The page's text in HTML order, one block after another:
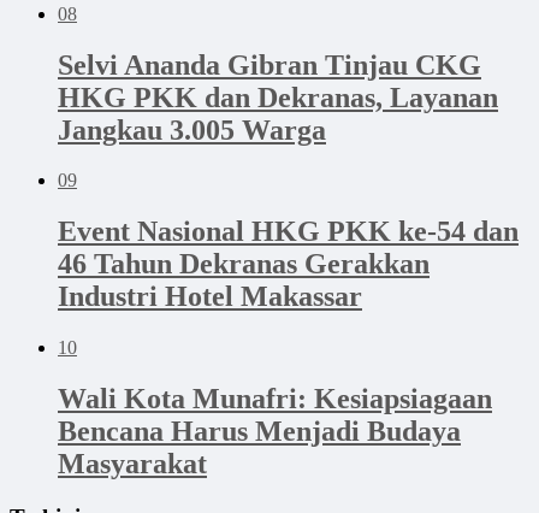
08
Selvi Ananda Gibran Tinjau CKG
HKG PKK dan Dekranas, Layanan
Jangkau 3.005 Warga
09
Event Nasional HKG PKK ke-54 dan
46 Tahun Dekranas Gerakkan
Industri Hotel Makassar
10
Wali Kota Munafri: Kesiapsiagaan
Bencana Harus Menjadi Budaya
Masyarakat